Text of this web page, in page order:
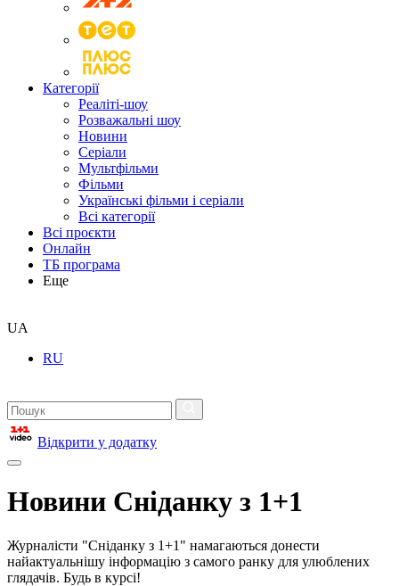
Категорії
Реаліті-шоу
Розважальні шоу
Новини
Серіали
Мультфільми
Фільми
Українські фільми і серіали
Всі категорії
Всі проєкти
Онлайн
ТБ програма
Еще
UA
RU
Відкрити у додатку
Новини Сніданку з 1+1
Журналісти "Сніданку з 1+1" намагаються донести
найактуальнішу інформацію з самого ранку для улюблених
глядачів. Будь в курсі!